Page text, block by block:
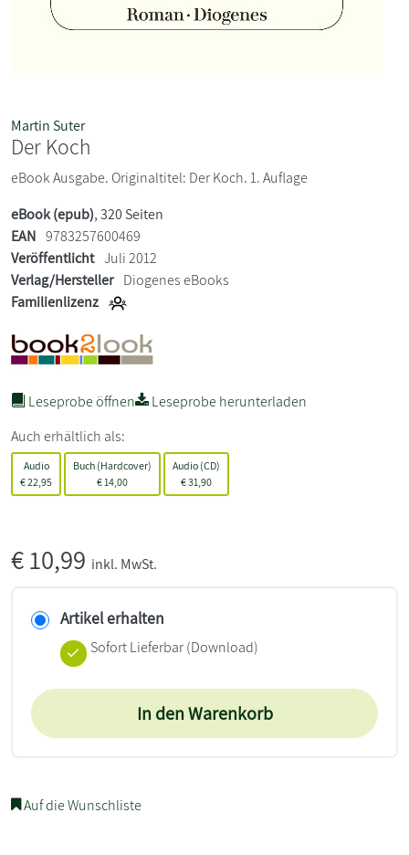
Martin Suter
Der Koch
eBook Ausgabe. Originaltitel: Der Koch. 1. Auflage
eBook (epub), 320 Seiten
EAN 9783257600469
Veröffentlicht Juli 2012
Verlag/Hersteller Diogenes eBooks
Familienlizenz
Leseprobe öffnen
Leseprobe herunterladen
Auch erhältlich als:
Audio
€22,95
Buch (Hardcover)
€ 14,00
Audio (CD)
€31,90
€10,99 inkl. MwSt.
Artikel erhalten
Sofort Lieferbar (Download)
In den Warenkorb
Auf die Wunschliste